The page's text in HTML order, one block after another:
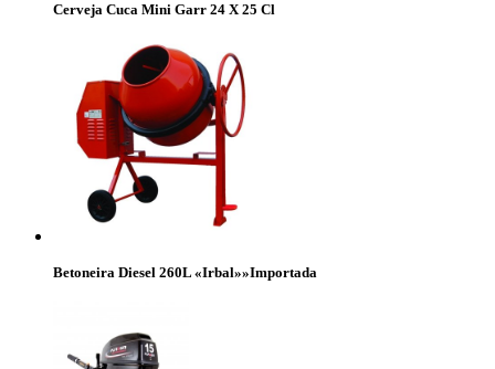
Cerveja Cuca Mini Garr 24 X 25 Cl
Betoneira Diesel 260L «Irbal»»Importada